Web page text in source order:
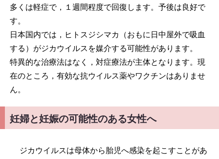
多くは軽症で，１週間程度で回復します。予後は良好で
す。
日本国内では，ヒトスジシマカ（おもに日中屋外で吸血
する）がジカウイルスを媒介する可能性があります。
特異的な治療法はなく，対症療法が主体となります。現
在のところ，有効な抗ウイルス薬やワクチンはありませ
ん。
妊婦と妊娠の可能性のある女性へ
ジカウイルスは母体から胎児へ感染を起こすことがあ